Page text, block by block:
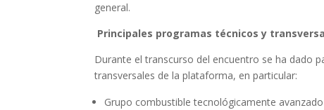
general.
Principales programas técnicos y
Durante el transcurso del encuentro se ha dado
transversales de la plataforma, en particular:
Grupo combustible tecnológicamente